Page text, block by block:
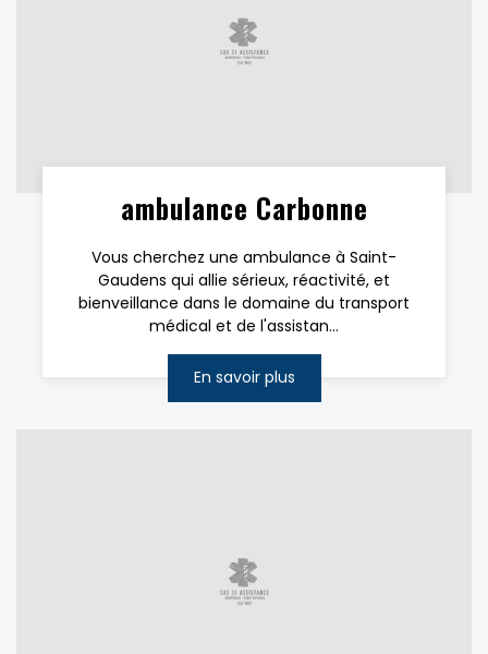
ambulance Carbonne
Vous cherchez une ambulance à Saint-
Gaudens qui allie sérieux, réactivité, et
bienveillance dans le domaine du transport
médical et de l'assistan...
En savoir plus